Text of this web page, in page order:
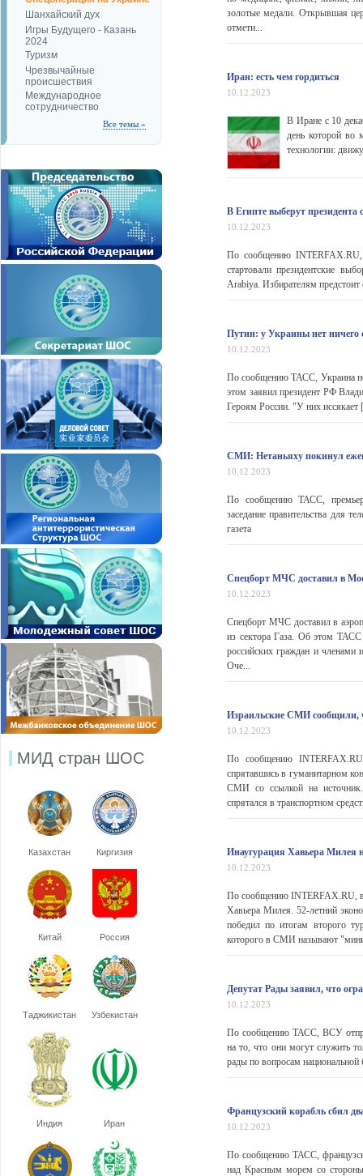
Шанхайский дух
Игры Будущего - Казань
2024
Туризм
Чрезвычайные
происшествия
Международное
сотрудничество
Все темы »
МИД стран ШОС
Казахстан Киргизия
Китай Россия
Таджикистан Узбекистан
Индия Иран
золотые медали. Открывшая
отмети...
Иран: есть чем гордиться
10.12.2023
В Иране с 10
день которой во
технологии:
В Египте выберут президента
10.12.2023
По сообщению INTERFAX.RU,
стартовали президентские
Arabiya. Избирателям
Путин: у Украины нет ничего
10.12.2023
По сообщению ТАСС, Украина не
этом заявил президент РФ
Героям России. "У них иссякает
СМИ: Нетаньяху покинул
10.12.2023
По сообщению ТАСС, премьер-
заседание правительства для
газета
Спецборт МЧС доставил в
10.12.2023
Спецборт МЧС доставил в
из сектора Газа. Об этом
российских граждан и членами
Оче...
Израильские СМИ сообщили,
10.12.2023
По сообщению
спрятавшись в гуманитарном
СМИ со ссылкой на источник.
спрятался в транспортном
Инаугурация Хавьера Милея
10.12.2023
По сообщению INTERFAX.RU, в
Хавьера Милея. 52-летний
победил по итогам второго
которого в СМИ называют
Депутат Рады заявил, что
10.12.2023
По сообщению ТАСС, ВСУ
на то, что они могут служить
рады по вопросам национальной
Французский корабль сбил
10.12.2023
По сообщению ТАСС,
над Красным морем со